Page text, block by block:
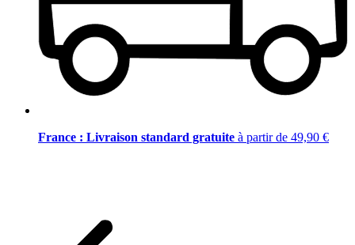
France : Livraison standard gratuite à partir de 49,90 €